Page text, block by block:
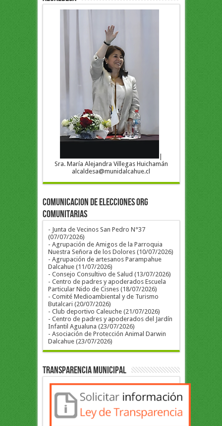
Sra. María Alejandra Villegas Huichamán
alcaldesa@munidalcahue.cl
COMUNICACION DE ELECCIONES ORG
COMUNITARIAS
- Junta de Vecinos San Pedro N°37
(07/07/2026)
- Agrupación de Amigos de la Parroquia
Nuestra Señora de los Dolores (10/07/2026)
- Agrupación de artesanos Parampahue
Dalcahue (11/07/2026)
- Consejo Consultivo de Salud (13/07/2026)
- Centro de padres y apoderados Escuela
Particular Nido de Cisnes (18/07/2026)
- Comité Medioambiental y de Turismo
Butalcari (20/07/2026)
- Club deportivo Caleuche (21/07/2026)
- Centro de padres y apoderados del Jardín
Infantil Agualuna (23/07/2026)
- Asociación de Protección Animal Darwin
Dalcahue (23/07/2026)
Transparencia Municipal